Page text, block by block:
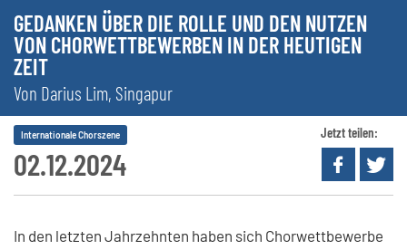
GEDANKEN ÜBER DIE ROLLE UND DEN NUTZEN
VON CHORWETTBEWERBEN IN DER HEUTIGEN
ZEIT
Von Darius Lim, Singapur
02.12.2024
Internationale Chorszene Jetzt teilen:
In den letzten Jahrzehnten haben sich Chorwettbewerbe